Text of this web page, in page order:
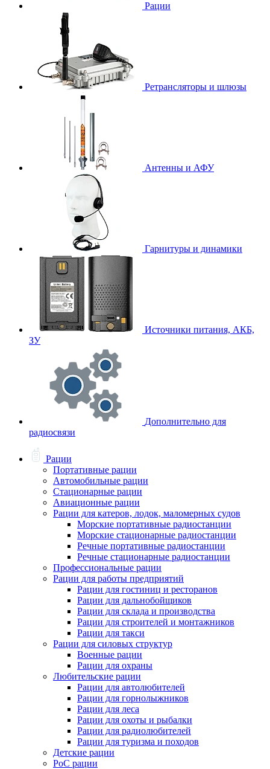
Рации
Ретрансляторы и шлюзы
Антенны и АФУ
Гарнитуры и динамики
Источники питания, АКБ,
ЗУ
Дополнительно для
радиосвязи
Рации
Портативные рации
Автомобильные рации
Стационарные рации
Авиационные рации
Рации для катеров, лодок, маломерных судов
Морские портативные радиостанции
Морские стационарные радиостанции
Речные портативные радиостанции
Речные стационарные радиостанции
Профессиональные рации
Рации для работы предприятий
Рации для гостиниц и ресторанов
Рации для дальнобойщиков
Рации для склада и производства
Рации для строителей и монтажников
Рации для такси
Рации для силовых структур
Военные рации
Рации для охраны
Любительские рации
Рации для автолюбителей
Рации для горнолыжников
Рации для леса
Рации для охоты и рыбалки
Рации для радиолюбителей
Рации для туризма и походов
Детские рации
PoC рации